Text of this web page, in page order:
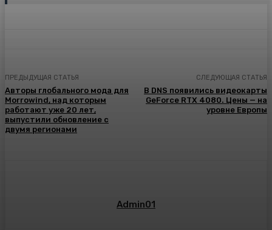
ПРЕДЫДУЩАЯ СТАТЬЯ
Авторы глобального мода для
Morrowind, над которым
работают уже 20 лет,
выпустили обновление с
двумя регионами
СЛЕДУЮЩАЯ СТАТЬЯ
В DNS появились видеокарты
GeForce RTX 4080. Цены — на
уровне Европы
Admin01